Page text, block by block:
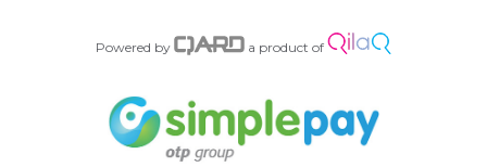
Powered by a product of